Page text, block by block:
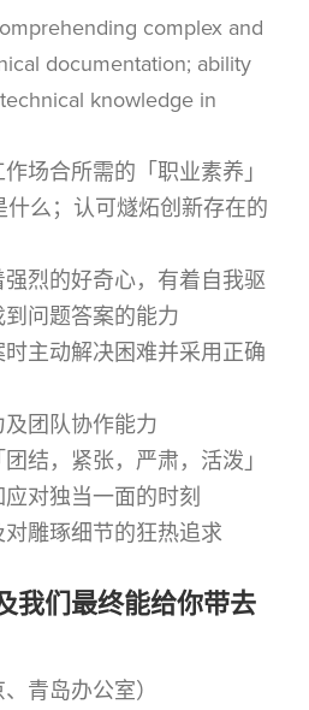
complex and
documentation; ability
knowledge in
场合所需的「职业素养」
什么；认可燧炻创新存在的
烈的好奇心，有着自我驱
问题答案的能力
主动解决困难并采用正确
团队协作能力
结，紧张，严肃，活泼」
对独当一面的时刻
雕琢细节的狂热追求
我们最终能给你带去
青岛办公室）